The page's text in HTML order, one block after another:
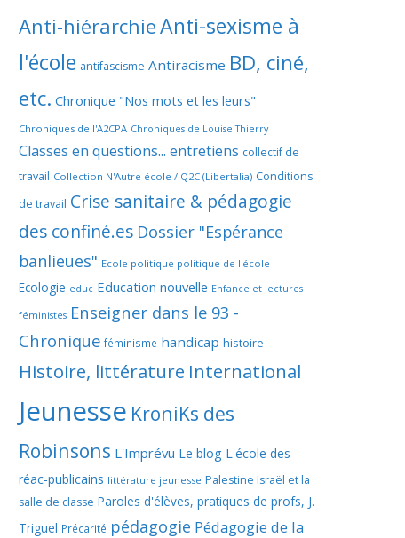
Anti-hiérarchieAnti-sexisme à
l'école antifascisme Antiracisme BD, ciné,
etc. Chronique "Nos mots et les leurs"
Chroniques de l'A2CPA Chroniques de Louise Thierry
Classes en questions... entretiens collectif de
travail Collection N'Autre école / Q2C (Libertalia) Conditions
de travail Crise sanitaire & pédagogie
des confiné.es Dossier "Espérance
banlieues" Ecole politique politique de l'école
Ecologie educ Education nouvelle Enfance et lectures
féministes Enseigner dans le 93 -
Chronique féminisme handicap histoire
Histoire, littérature International
Jeunesse KroniKs des
Robinsons L'Imprévu Le blog L'école des
réac-publicains littérature jeunesse Palestine Israël et la
salle de classe Paroles d'élèves, pratiques de profs, J.
Triguel Précarité pédagogie Pédagogie de la